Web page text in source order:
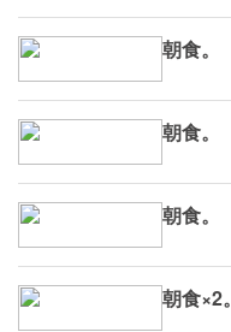
朝食。
朝食。
朝食。
朝食×2。